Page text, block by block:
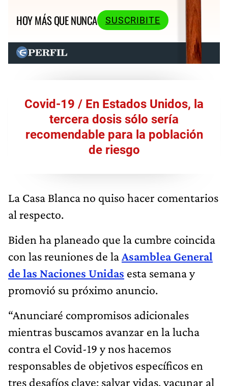
HOY MÁS QUE NUNCA
SUSCRIBITE
Covid-19 / En Estados Unidos, la
tercera dosis sólo sería
recomendable para la población
de riesgo
La Casa Blanca no quiso hacer comentarios
al respecto.
Biden ha planeado que la cumbre coincida
con las reuniones de laAsamblea General
de las Naciones Unidas esta semana y
promovió su próximo anuncio.
“Anunciaré compromisos adicionales
mientras buscamos avanzar en la lucha
contra el Covid-19 y nos hacemos
responsables de objetivos específicos en
tres desafíos clave: salvar vidas, vacunar al